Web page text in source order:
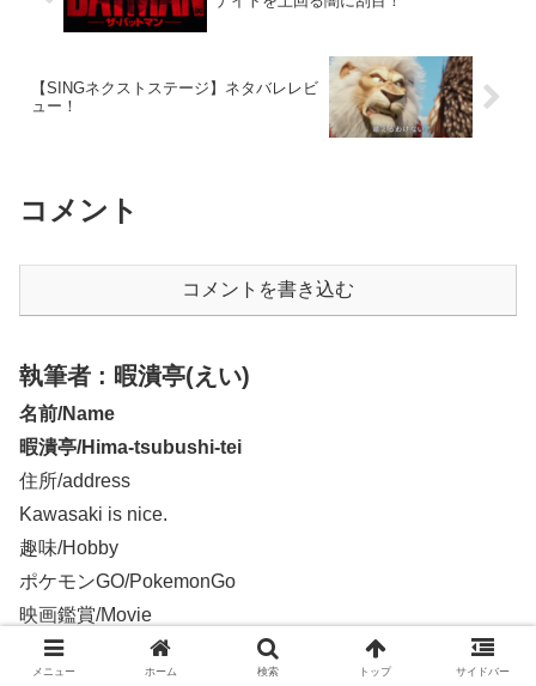
【SINGネクストステージ】ネタバレレビ
ュー！
コメント
コメントを書き込む
執筆者 : 暇潰亭(えい)
名前/Name
暇潰亭/Hima-tsubushi-tei
住所/address
Kawasaki is nice.
趣味/Hobby
ポケモンGO/PokemonGo
映画鑑賞/Movie
株/stocks
メニュー ホーム 検索 トップ サイドバー